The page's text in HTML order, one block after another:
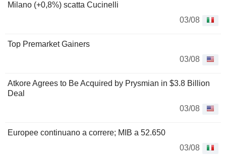
Milano (+0,8%) scatta Cucinelli
03/08
Top Premarket Gainers
03/08
Atkore Agrees to Be Acquired by Prysmian in $3.8 Billion
Deal
03/08
Europee continuano a correre; MIB a 52.650
03/08